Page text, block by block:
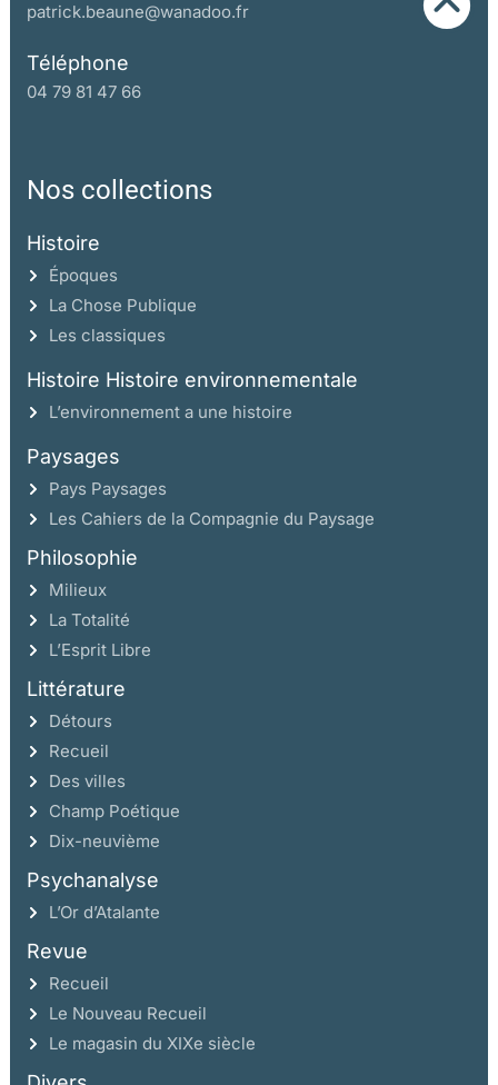
patrick.beaune@wanadoo.fr
Téléphone
04 79 81 47 66
Nos collections
Histoire
Époques
La Chose Publique
Les classiques
Histoire Histoire environnementale
L’environnement a une histoire
Paysages
Pays Paysages
Les Cahiers de la Compagnie du Paysage
Philosophie
Milieux
La Totalité
L’Esprit Libre
Littérature
Détours
Recueil
Des villes
Champ Poétique
Dix-neuvième
Psychanalyse
L’Or d’Atalante
Revue
Recueil
Le Nouveau Recueil
Le magasin du XIXe siècle